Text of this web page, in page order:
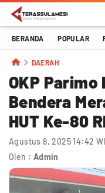
Terassulawesi
Kabar Menginspirasi
BERANDA POPULAR
DAERAH
OKP
Bendera
HUT Ke-80
Agustus 8, 2025 14:42
Oleh : Admin